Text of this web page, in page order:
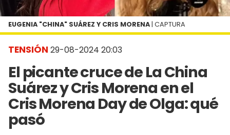
TENSIÓN 29-08-2024 20:03
El picante cruce de La China
Suárez y Cris Morena en el
Cris Morena Day de Olga: qué
pasó
EUGENIA "CHINA" SUÁREZ Y CRIS MORENA | CAPTURA